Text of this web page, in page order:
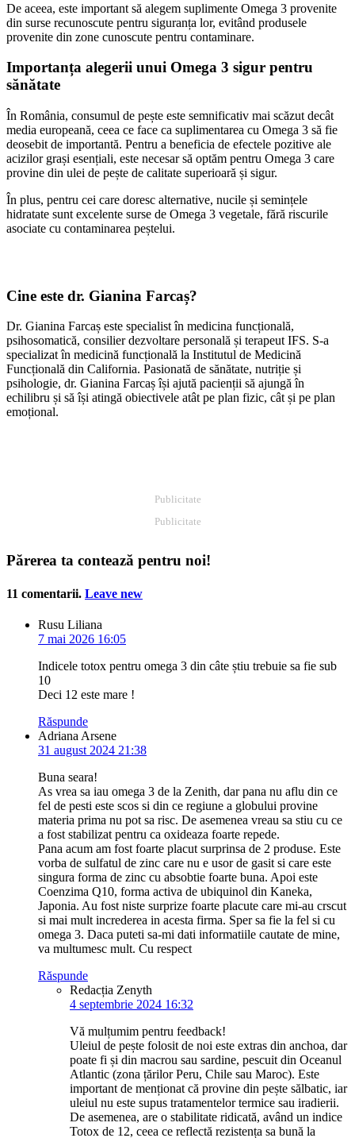
De aceea, este important să alegem suplimente Omega 3 provenite
din surse recunoscute pentru siguranța lor, evitând produsele
provenite din zone cunoscute pentru contaminare.
Importanța alegerii unui Omega 3 sigur pentru
sănătate
În România, consumul de pește este semnificativ mai scăzut decât
media europeană, ceea ce face ca suplimentarea cu Omega 3 să fie
deosebit de importantă. Pentru a beneficia de efectele pozitive ale
acizilor grași esențiali, este necesar să optăm pentru Omega 3 care
provine din ulei de pește de calitate superioară și sigur.
În plus, pentru cei care doresc alternative, nucile și semințele
hidratate sunt excelente surse de Omega 3 vegetale, fără riscurile
asociate cu contaminarea peștelui.
Cine este dr. Gianina Farcaș?
Dr. Gianina Farcaș este specialist în medicina funcțională,
psihosomatică, consilier dezvoltare personală și terapeut IFS. S-a
specializat în medicină funcțională la Institutul de Medicină
Funcțională din California. Pasionată de sănătate, nutriție și
psihologie, dr. Gianina Farcaș își ajută pacienții să ajungă în
echilibru și să își atingă obiectivele atât pe plan fizic, cât și pe plan
emoțional.
Publicitate
Publicitate
Părerea ta contează pentru noi!
11 comentarii. Leave new
Rusu Liliana
7 mai 2026 16:05
Indicele totox pentru omega 3 din câte știu trebuie sa fie sub
10
Deci 12 este mare !
Răspunde
Adriana Arsene
31 august 2024 21:38
Buna seara!
As vrea sa iau omega 3 de la Zenith, dar pana nu aflu din ce
fel de pesti este scos si din ce regiune a globului provine
materia prima nu pot sa risc. De asemenea vreau sa stiu cu ce
a fost stabilizat pentru ca oxideaza foarte repede.
Pana acum am fost foarte placut surprinsa de 2 produse. Este
vorba de sulfatul de zinc care nu e usor de gasit si care este
singura forma de zinc cu absobtie foarte buna. Apoi este
Coenzima Q10, forma activa de ubiquinol din Kaneka,
Japonia. Au fost niste surprize foarte placute care mi-au crscut
si mai mult increderea in acesta firma. Sper sa fie la fel si cu
omega 3. Daca puteti sa-mi dati informatiile cautate de mine,
va multumesc mult. Cu respect
Răspunde
Redacția Zenyth
4 septembrie 2024 16:32
Vă mulțumim pentru feedback!
Uleiul de pește folosit de noi este extras din anchoa, dar
poate fi și din macrou sau sardine, pescuit din Oceanul
Atlantic (zona țărilor Peru, Chile sau Maroc). Este
important de menționat că provine din pește sălbatic, iar
uleiul nu este supus tratamentelor termice sau iradierii.
De asemenea, are o stabilitate ridicată, având un indice
Totox de 12, ceea ce reflectă rezistența sa bună la